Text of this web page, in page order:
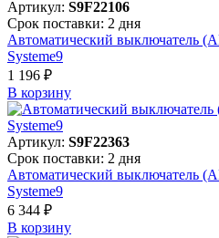
Артикул: S9F22106
Срок поставки: 2 дня
Автоматический выключатель
Systeme9
1 196 ₽
В корзинy
Артикул: S9F22363
Срок поставки: 2 дня
Автоматический выключатель
Systeme9
6 344 ₽
В корзинy